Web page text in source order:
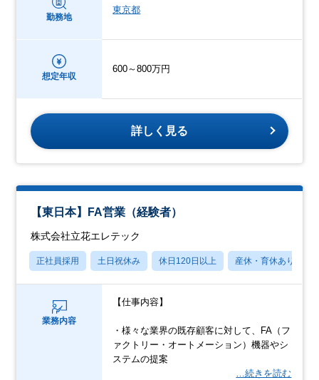
勤務地
東京都
想定年収
600～800万円
詳しく見る
【東日本】FA営業（経験者）
株式会社立花エレテック
正社員採用 土日祝休み 休日120日以上 産休・育休あり
業務内容
【仕事内容】
・様々な業界の既存顧客に対して、FA（フ
ァクトリー・オートメーション）機器やシ
ステムの提案
…続きを読む